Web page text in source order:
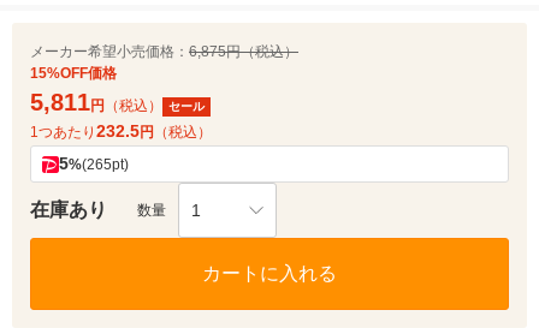
メーカー希望小売価格： 6,875円（税込）
15%OFF価格
5,811円 （税込） セール
1つあたり 232.5円 （税込）
5%(265pt)
在庫あり 数量 1
カートに入れる